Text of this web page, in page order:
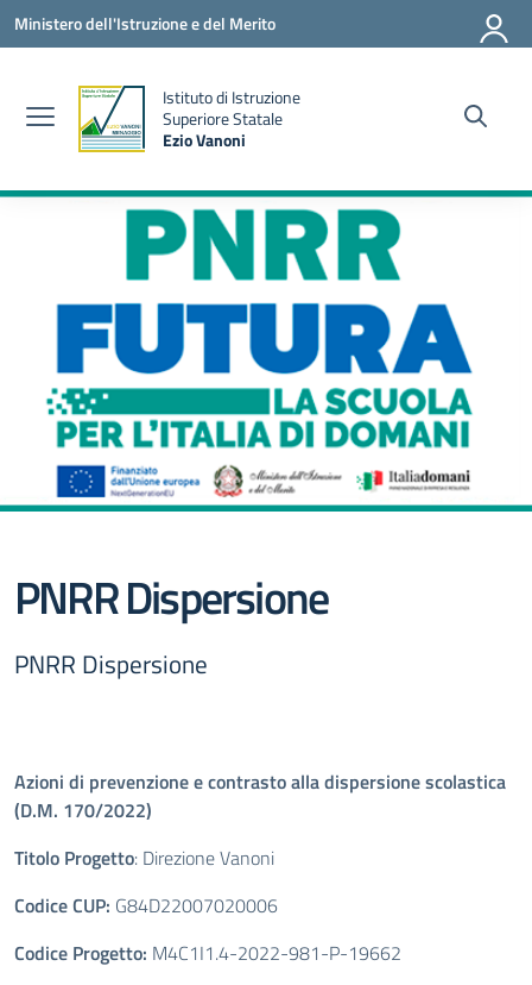
Vai ai contenuti
Vai al menu di navigazione
Vai al footer
Ministero dell'Istruzione e del Merito
Istituto di Istruzione
Superiore Statale
Ezio Vanoni
PNRR Dispersione
PNRR Dispersione
Azioni di prevenzione e contrasto alla dispersione scolastica
(D.M. 170/2022)
Titolo Progetto: Direzione Vanoni
Codice CUP: G84D22007020006
Codice Progetto: M4C1I1.4-2022-981-P-19662